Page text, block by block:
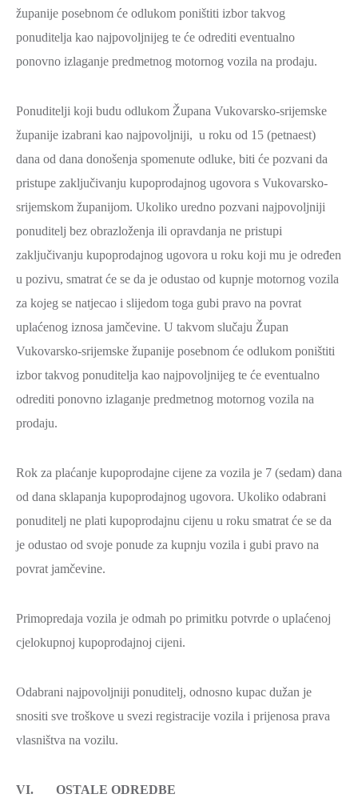
županije posebnom će odlukom poništiti izbor takvog
ponuditelja kao najpovoljnijeg te će odrediti eventualno
ponovno izlaganje predmetnog motornog vozila na prodaju.
Ponuditelji koji budu odlukom Župana Vukovarsko-srijemske
županije izabrani kao najpovoljniji, u roku od 15 (petnaest)
dana od dana donošenja spomenute odluke, biti će pozvani da
pristupe zaključivanju kupoprodajnog ugovora s Vukovarsko-
srijemskom županijom. Ukoliko uredno pozvani najpovoljniji
ponuditelj bez obrazloženja ili opravdanja ne pristupi
zaključivanju kupoprodajnog ugovora u roku koji mu je određen
u pozivu, smatrat će se da je odustao od kupnje motornog vozila
za kojeg se natjecao i slijedom toga gubi pravo na povrat
uplaćenog iznosa jamčevine. U takvom slučaju Župan
Vukovarsko-srijemske županije posebnom će odlukom poništiti
izbor takvog ponuditelja kao najpovoljnijeg te će eventualno
odrediti ponovno izlaganje predmetnog motornog vozila na
prodaju.
Rok za plaćanje kupoprodajne cijene za vozila je 7 (sedam) dana
od dana sklapanja kupoprodajnog ugovora. Ukoliko odabrani
ponuditelj ne plati kupoprodajnu cijenu u roku smatrat će se da
je odustao od svoje ponude za kupnju vozila i gubi pravo na
povrat jamčevine.
Primopredaja vozila je odmah po primitku potvrde o uplaćenoj
cjelokupnoj kupoprodajnoj cijeni.
Odabrani najpovoljniji ponuditelj, odnosno kupac dužan je
snositi sve troškove u svezi registracije vozila i prijenosa prava
vlasništva na vozilu.
VI. OSTALE ODREDBE